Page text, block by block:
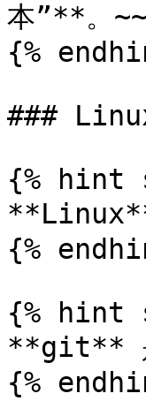
本”**。~~
{%
###
{% hint
{%
{% hint
**git**
{%